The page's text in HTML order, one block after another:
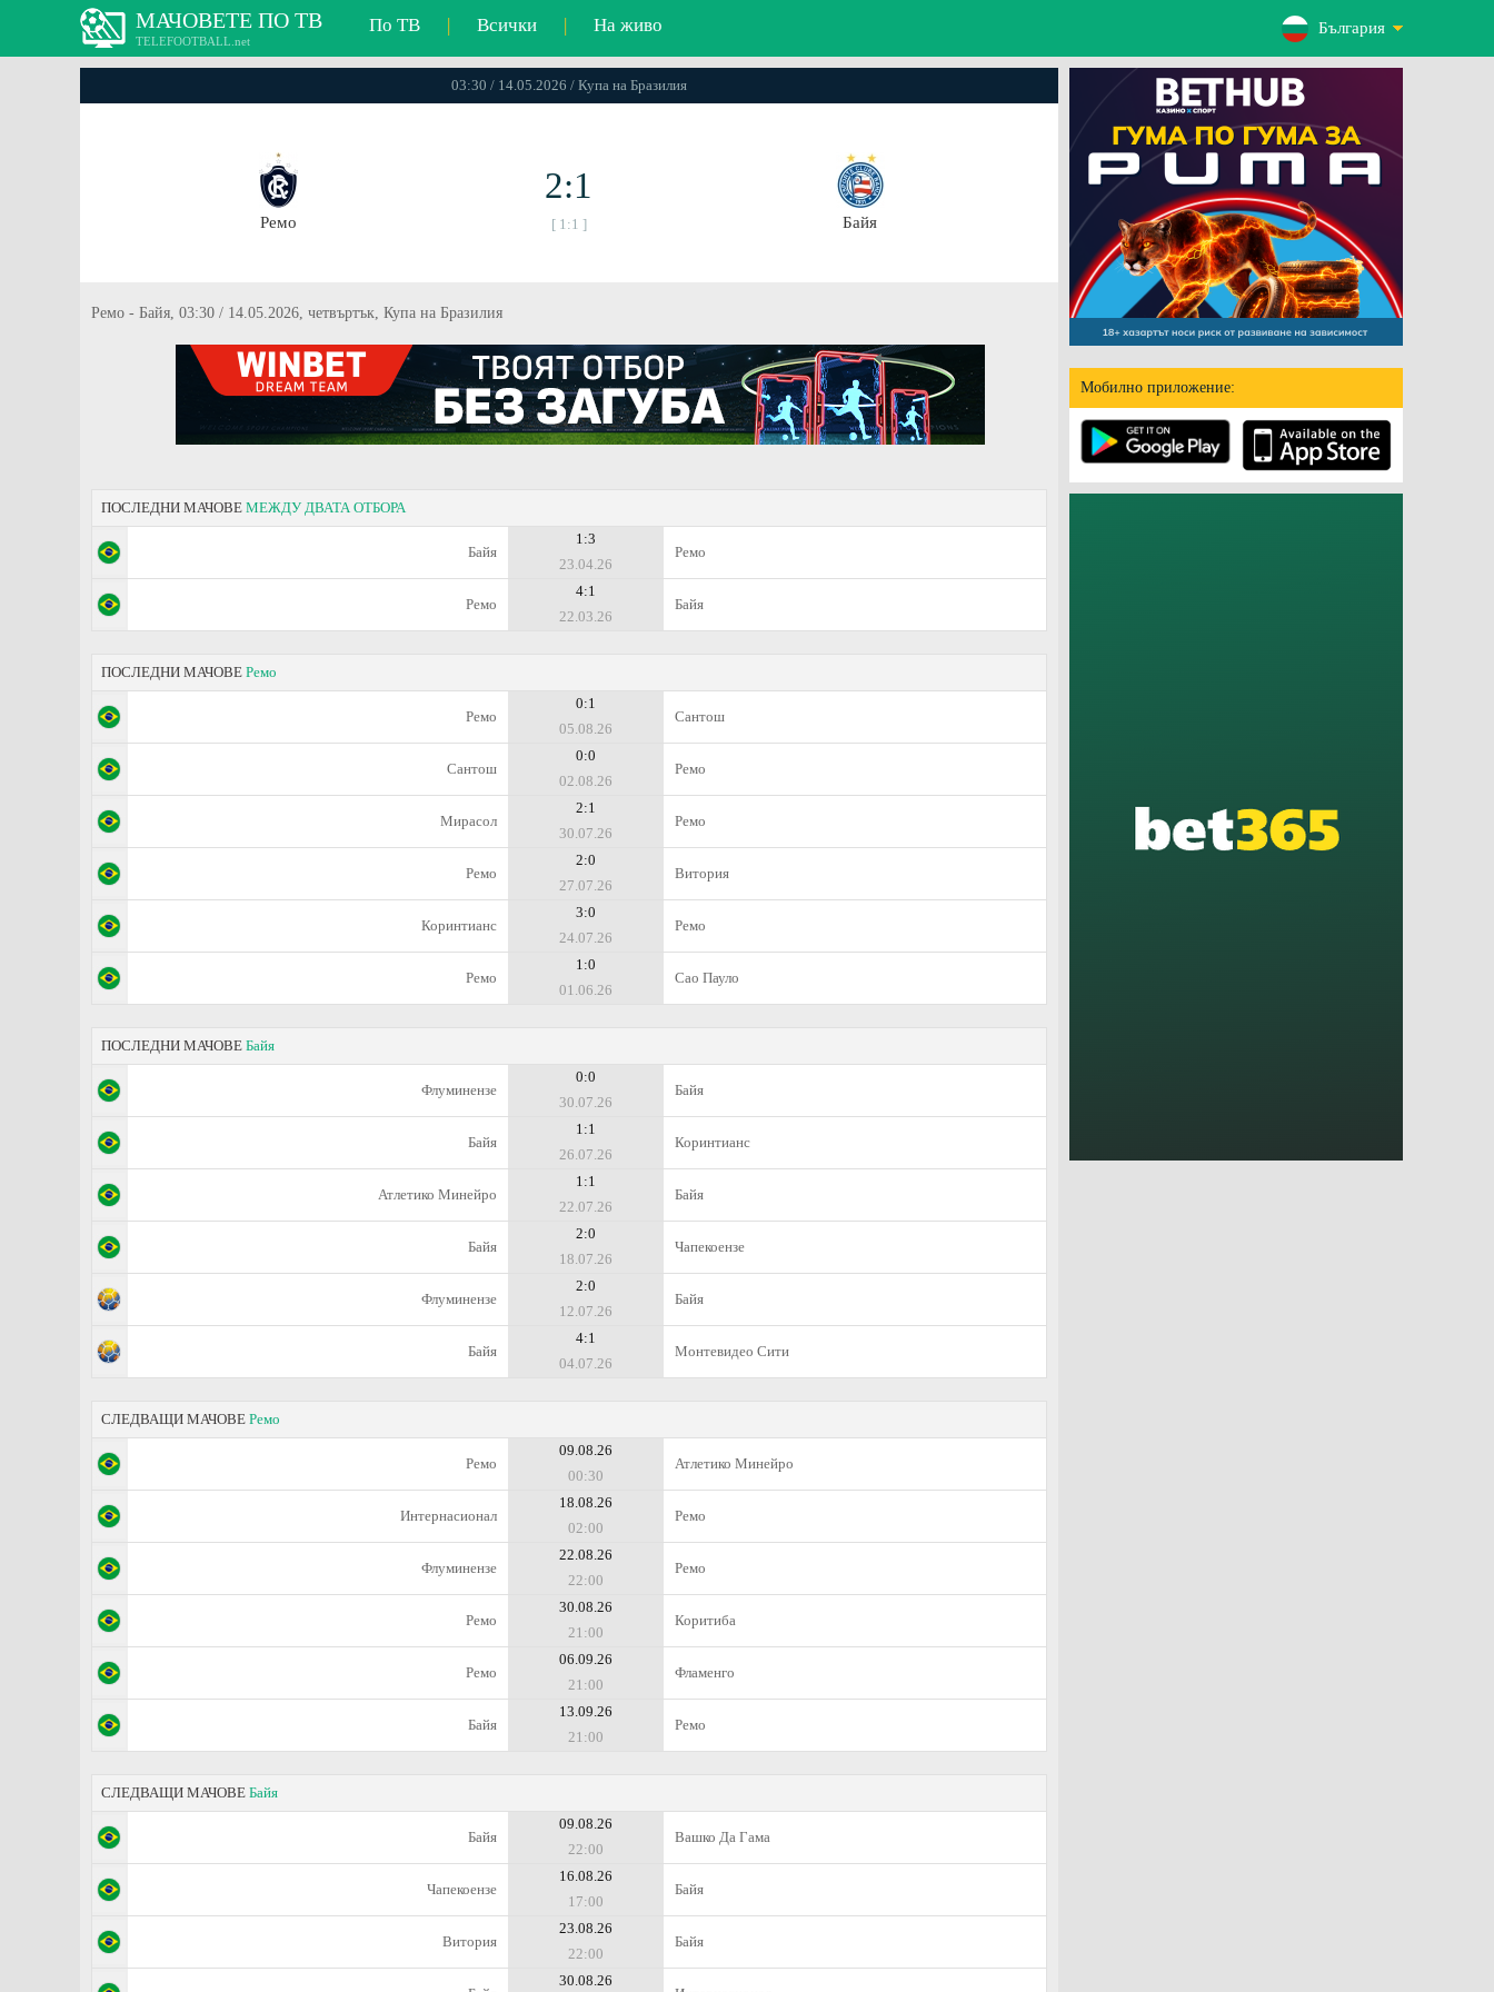
МАЧОВЕТЕ ПО ТВ
TELEFOOTBALL.net
По ТВ | Всички | На живо България
Мобилно приложение:
03:30 / 14.05.2026 / Купа на Бразилия
Ремо
2:1
[ 1:1 ] Байя
Ремо - Байя, 03:30 / 14.05.2026, четвъртък, Купа на Бразилия
ПОСЛЕДНИ МАЧОВЕ МЕЖДУ ДВАТА ОТБОРА
Байя
1:3
23.04.26
Ремо
Ремо
4:1
22.03.26
Байя
ПОСЛЕДНИ МАЧОВЕ Ремо
Ремо
0:1
05.08.26
Сантош
Сантош
0:0
02.08.26
Ремо
Мирасол
2:1
30.07.26
Ремо
Ремо
2:0
27.07.26
Витория
Коринтианс
3:0
24.07.26
Ремо
Ремо
1:0
01.06.26
Сао Пауло
ПОСЛЕДНИ МАЧОВЕ Байя
Флуминензе
0:0
30.07.26
Байя
Байя
1:1
26.07.26
Коринтианс
Атлетико Минейро
1:1
22.07.26
Байя
Байя
2:0
18.07.26
Чапекоензе
Флуминензе
2:0
12.07.26
Байя
Байя
4:1
04.07.26
Монтевидео Сити
СЛЕДВАЩИ МАЧОВЕ Ремо
Ремо
09.08.26
00:30
Атлетико Минейро
Интернасионал
18.08.26
02:00
Ремо
Флуминензе
22.08.26
22:00
Ремо
Ремо
30.08.26
21:00
Коритиба
Ремо
06.09.26
21:00
Фламенго
Байя
13.09.26
21:00
Ремо
СЛЕДВАЩИ МАЧОВЕ Байя
Байя
09.08.26
22:00
Вашко Да Гама
Чапекоензе
16.08.26
17:00
Байя
Витория
23.08.26
22:00
Байя
30.08.26